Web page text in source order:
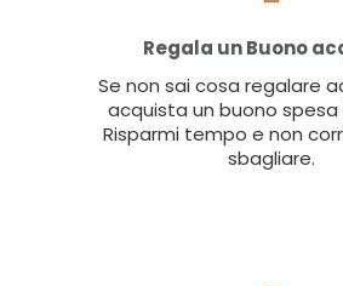
Regala un Buono
Se non sai cosa regalare
acquista un buono spesa
Risparmi tempo e non
sbagliare.